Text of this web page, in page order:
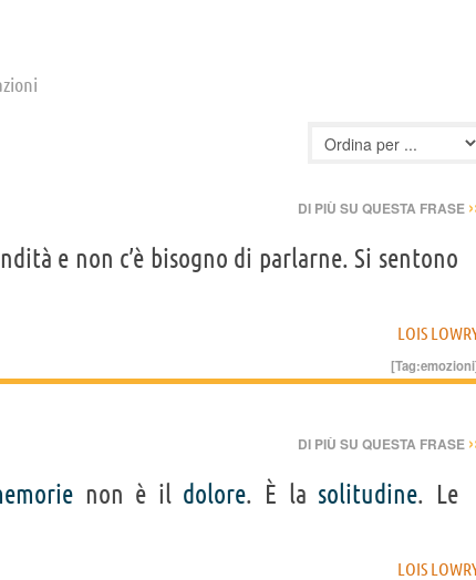
DI PIÙ SU QUESTA FRASE
e non c’è bisogno di parlarne. Si sentono
LOIS
[Tag:emozioni
DI PIÙ SU QUESTA FRASE
non è il dolore. È la solitudine. Le
LOIS